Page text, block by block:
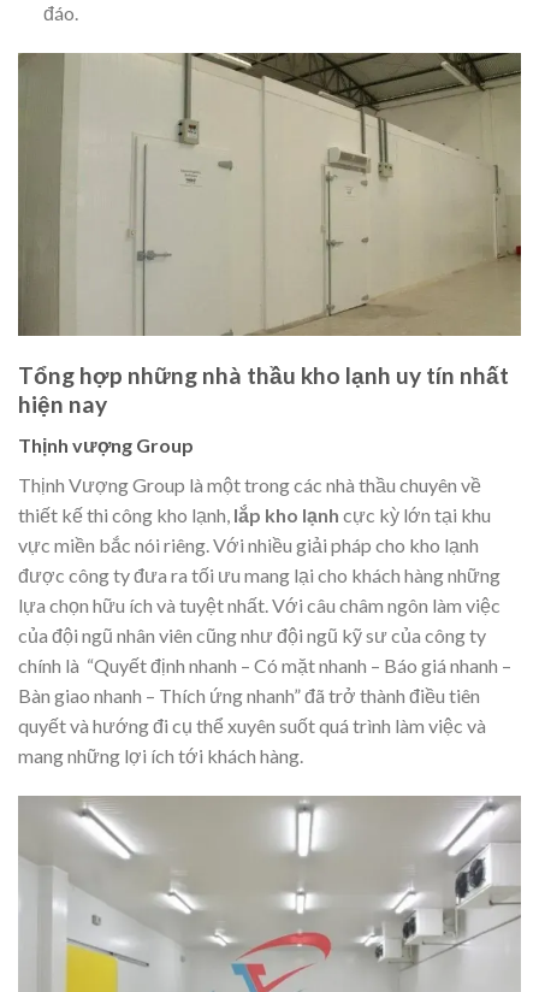
đáo.
Tổng hợp những nhà thầu kho lạnh uy tín nhất
hiện nay
Thịnh vượng Group
Thịnh Vượng Group là một trong các nhà thầu chuyên về
thiết kế thi công kho lạnh, lắp kho lạnh cực kỳ lớn tại khu
vực miền bắc nói riêng. Với nhiều giải pháp cho kho lạnh
được công ty đưa ra tối ưu mang lại cho khách hàng những
lựa chọn hữu ích và tuyệt nhất. Với câu châm ngôn làm việc
của đội ngũ nhân viên cũng như đội ngũ kỹ sư của công ty
chính là “Quyết định nhanh – Có mặt nhanh – Báo giá nhanh –
Bàn giao nhanh – Thích ứng nhanh” đã trở thành điều tiên
quyết và hướng đi cụ thể xuyên suốt quá trình làm việc và
mang những lợi ích tới khách hàng.